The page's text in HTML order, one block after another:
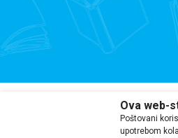
Ova web-
Poštovani
upotrebom